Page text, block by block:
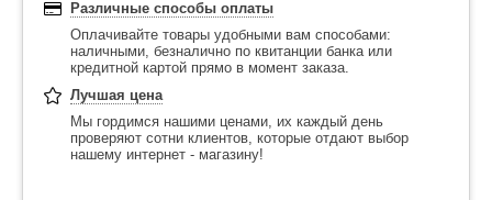
Различные способы оплаты
Оплачивайте товары удобными вам способами:
наличными, безналично по квитанции банка или
кредитной картой прямо в момент заказа.
Лучшая цена
Мы гордимся нашими ценами, их каждый день
проверяют сотни клиентов, которые отдают выбор
нашему интернет - магазину!